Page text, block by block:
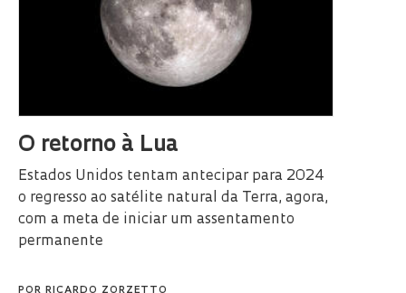
O retorno à Lua
Estados Unidos tentam antecipar para 2024
o regresso ao satélite natural da Terra, agora,
com a meta de iniciar um assentamento
permanente
POR RICARDO ZORZETTO